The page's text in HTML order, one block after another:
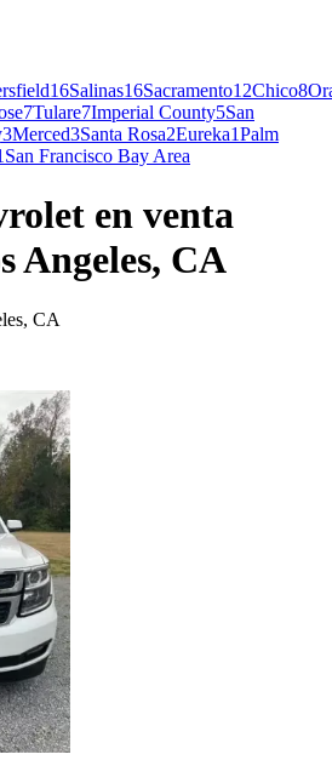
16Salinas16Sacramento12Chico8
7Tulare7Imperial County5San
3Merced3Santa Rosa2Eureka1Palm
San Francisco Bay Area
en venta
Angeles, CA
CA